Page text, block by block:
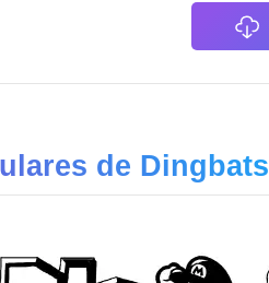
de Dingbats